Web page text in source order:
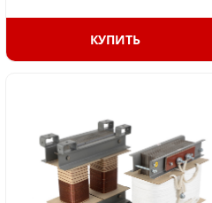
КУПИТЬ